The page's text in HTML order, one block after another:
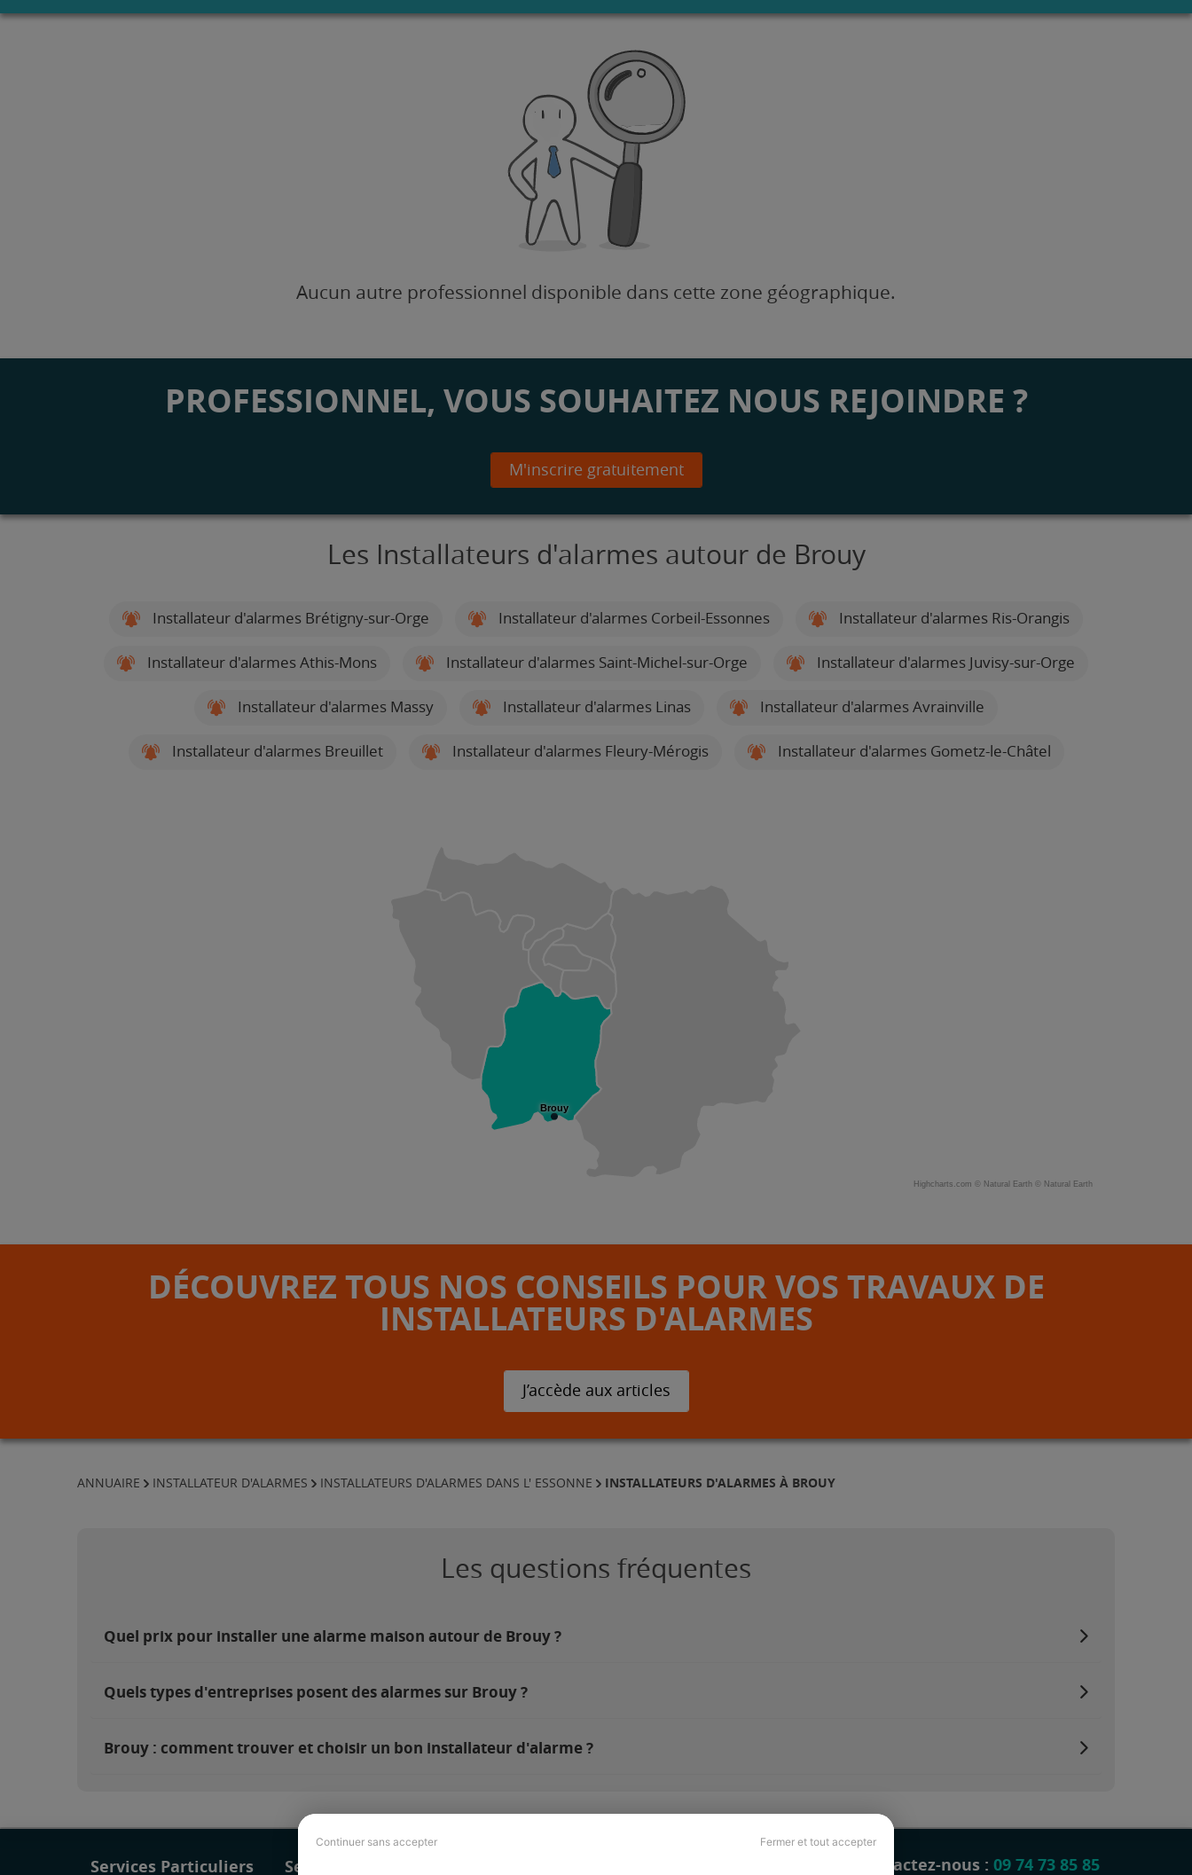
Continuer sans accepter Fermer et tout accepter
Aucun autre professionnel disponible dans cette zone géographique.
PROFESSIONNEL, VOUS SOUHAITEZ NOUS REJOINDRE ?
M'inscrire gratuitement
Les Installateurs d'alarmes autour de Brouy
Installateur d'alarmes Brétigny-sur-Orge Installateur d'alarmes Corbeil-Essonnes Installateur d'alarmes Ris-Orangis
Installateur d'alarmes Athis-Mons Installateur d'alarmes Saint-Michel-sur-Orge Installateur d'alarmes Juvisy-sur-Orge
Installateur d'alarmes Massy Installateur d'alarmes Linas Installateur d'alarmes Avrainville
Installateur d'alarmes Breuillet Installateur d'alarmes Fleury-Mérogis Installateur d'alarmes Gometz-le-Châtel
Brouy
Highcharts.com © Natural Earth © Natural Earth
DÉCOUVREZ TOUS NOS CONSEILS POUR VOS TRAVAUX DE
INSTALLATEURS D'ALARMES
J’accède aux articles
ANNUAIRE INSTALLATEUR D'ALARMES INSTALLATEURS D'ALARMES DANS L' ESSONNE INSTALLATEURS D'ALARMES À BROUY
Les questions fréquentes
Quel prix pour installer une alarme maison autour de Brouy ?
Quels types d'entreprises posent des alarmes sur Brouy ?
Brouy : comment trouver et choisir un bon installateur d'alarme ?
Services Particuliers Services Pro Contactez-nous : 09 74 73 85 85